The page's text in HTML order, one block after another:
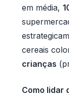
em média,
cereais
crianças
Como lidar